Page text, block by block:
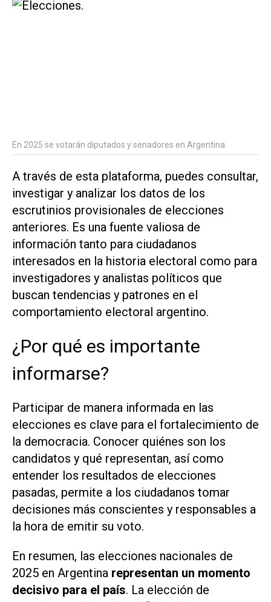
En 2025 se votarán diputados y senadores en Argentina.
A través de esta plataforma, puedes consultar,
investigar y analizar los datos de los
escrutinios provisionales de elecciones
anteriores. Es una fuente valiosa de
información tanto para ciudadanos
interesados en la historia electoral como para
investigadores y analistas políticos que
buscan tendencias y patrones en el
comportamiento electoral argentino.
¿Por qué es importante
informarse?
Participar de manera informada en las
elecciones es clave para el fortalecimiento de
la democracia. Conocer quiénes son los
candidatos y qué representan, así como
entender los resultados de elecciones
pasadas, permite a los ciudadanos tomar
decisiones más conscientes y responsables a
la hora de emitir su voto.
En resumen, las elecciones nacionales de
2025 en Argentina representan un momento
decisivo para el país. La elección de